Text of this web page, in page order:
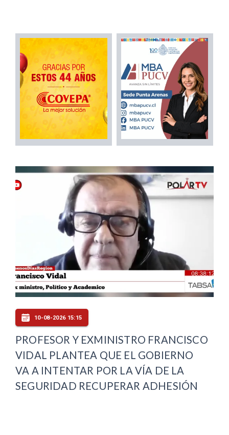
10-08-2026 15:15
PROFESOR Y EXMINISTRO FRANCISCO
VIDAL PLANTEA QUE EL GOBIERNO
VA A INTENTAR POR LA VÍA DE LA
SEGURIDAD RECUPERAR ADHESIÓN